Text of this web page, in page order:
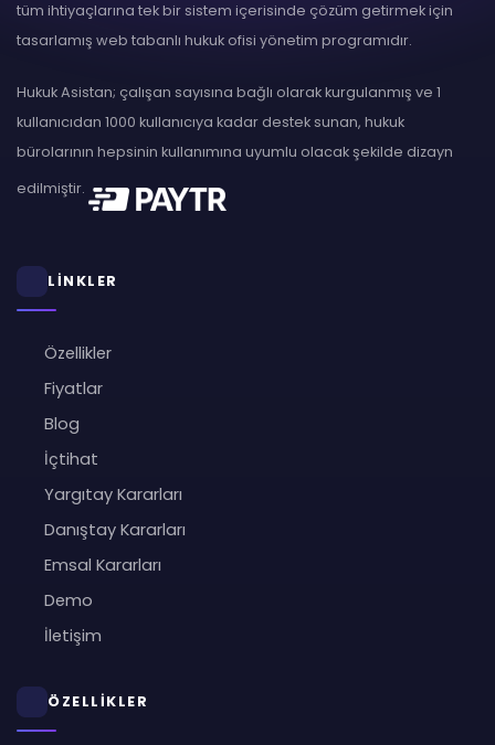
tüm ihtiyaçlarına tek bir sistem içerisinde çözüm getirmek için
tasarlamış web tabanlı hukuk ofisi yönetim programıdır.
Hukuk Asistan; çalışan sayısına bağlı olarak kurgulanmış ve 1
kullanıcıdan 1000 kullanıcıya kadar destek sunan, hukuk
bürolarının hepsinin kullanımına uyumlu olacak şekilde dizayn
edilmiştir.
LİNKLER
Özellikler
Fiyatlar
Blog
İçtihat
Yargıtay Kararları
Danıştay Kararları
Emsal Kararları
Demo
İletişim
ÖZELLİKLER